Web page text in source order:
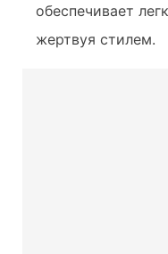
обеспечивает
жертвуя стилем.